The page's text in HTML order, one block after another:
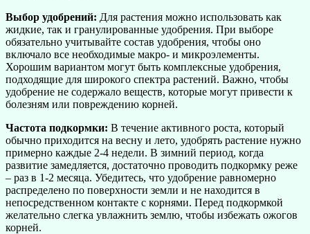
Выбор удобрений: Для растения можно использовать как
жидкие, так и гранулированные удобрения. При выборе
обязательно учитывайте состав удобрения, чтобы оно
включало все необходимые макро- и микроэлементы.
Хорошим вариантом могут быть комплексные удобрения,
подходящие для широкого спектра растений. Важно, чтобы
удобрение не содержало веществ, которые могут привести к
болезням или повреждению корней.
Частота подкормки: В течение активного роста, который
обычно приходится на весну и лето, удобрять растение нужно
примерно каждые 2-4 недели. В зимний период, когда
развитие замедляется, достаточно проводить подкормку реже
– раз в 1-2 месяца. Убедитесь, что удобрение равномерно
распределено по поверхности земли и не находится в
непосредственном контакте с корнями. Перед подкормкой
желательно слегка увлажнить землю, чтобы избежать ожогов
корней.